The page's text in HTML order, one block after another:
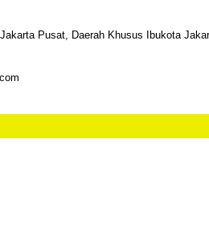
Pusat, Daerah Khusus Ibukota